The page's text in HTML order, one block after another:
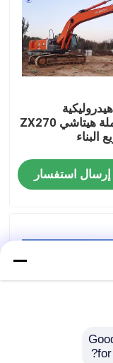
مستعملة هيتاشي ZX270
البناء
إرسال استفسار
الميكانيكية
for?